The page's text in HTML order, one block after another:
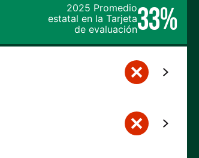
2025 Promedio
estatal en la Tarjeta
de evaluación33%